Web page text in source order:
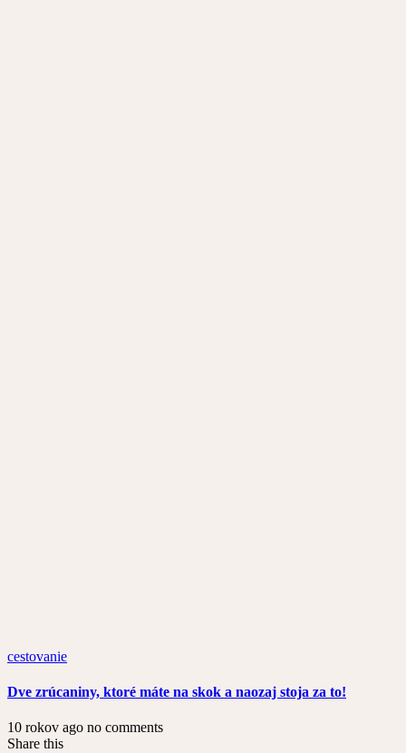
cestovanie
Dve zrúcaniny, ktoré máte na skok a naozaj stoja za to!
10 rokov ago no comments
Share this